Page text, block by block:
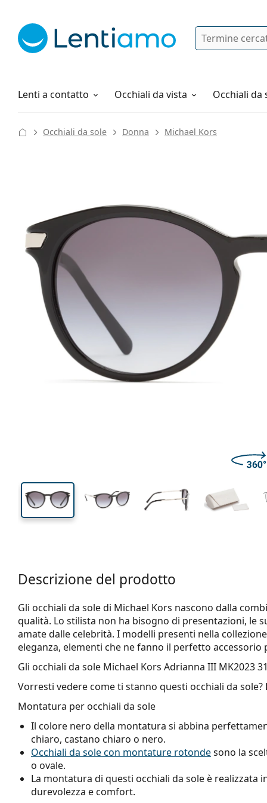
Ricerca
Lenti a contatto
Soluzioni Occhiali da vista Occhiali da
Tutto sugli acquisti
Occhiali da sole Donna Michael Kors
46 mm
Altezza lente Diametro lente (Calibro)
Diametro
lente
Descrizione del prodotto
Gli occhiali da sole di Michael Kors nascono dalla
qualità. Lo stilista non ha bisogno di presentazioni, le
amate dalle celebrità. I modelli presenti nella
eleganza, elementi che ne fanno il perfetto
Gli occhiali da sole Michael Kors Adrianna III MK2023
Vorresti vedere come ti stanno questi occhiali da
Montatura per occhiali da sole
Il colore nero della montatura si abbina
chiaro, castano chiaro o nero.
Occhiali da sole con montature rotondesono la
o ovale.
La montatura di questi occhiali da sole è realizzata
durevolezza e comfort.